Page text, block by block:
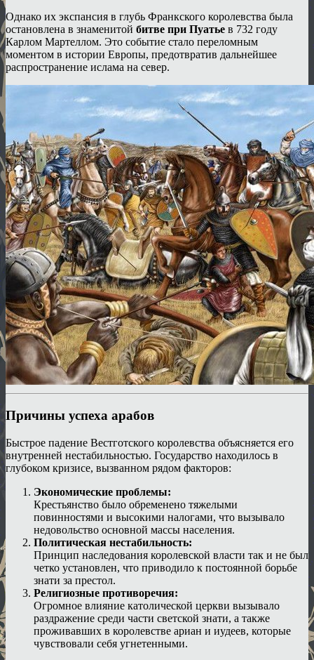
Однако их экспансия в глубь Франкского королевства была
остановлена в знаменитой битве при Пуатье в 732 году
Карлом Мартеллом. Это событие стало переломным
моментом в истории Европы, предотвратив дальнейшее
распространение ислама на север.
Причины успеха арабов
Быстрое падение Вестготского королевства объясняется его
внутренней нестабильностью. Государство находилось в
глубоком кризисе, вызванном рядом факторов:
Экономические проблемы:
Крестьянство было обременено тяжелыми
повинностями и высокими налогами, что вызывало
недовольство основной массы населения.
Политическая нестабильность:
Принцип наследования королевской власти так и не был
четко установлен, что приводило к постоянной борьбе
знати за престол.
Религиозные противоречия:
Огромное влияние католической церкви вызывало
раздражение среди части светской знати, а также
проживавших в королевстве ариан и иудеев, которые
чувствовали себя угнетенными.